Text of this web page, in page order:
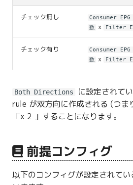
チェック無し Consumer EPG
数
x Filter
チェック有り Consumer EPG
数
x Filter
Both Directions
に設定されて
rule が双方向に作成される (つま
「x 2 」することになります。
前提コンフィグ
以下のコンフィグが設定されて